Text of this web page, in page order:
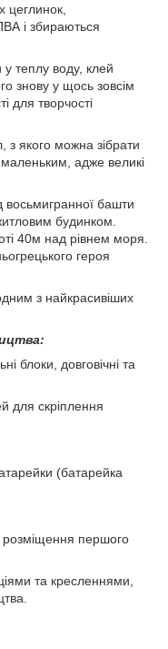
цеглинок,
і збираються
у теплу воду, клей
знову у щось зовсім
для творчості
з якого можна зібрати
адже великі
восьмигранної башти
будинком.
40м над рівнем моря.
героя
з найкрасивіших
блоки, довговічні та
для скріплення
(батарейка
першого
та кресленнями,